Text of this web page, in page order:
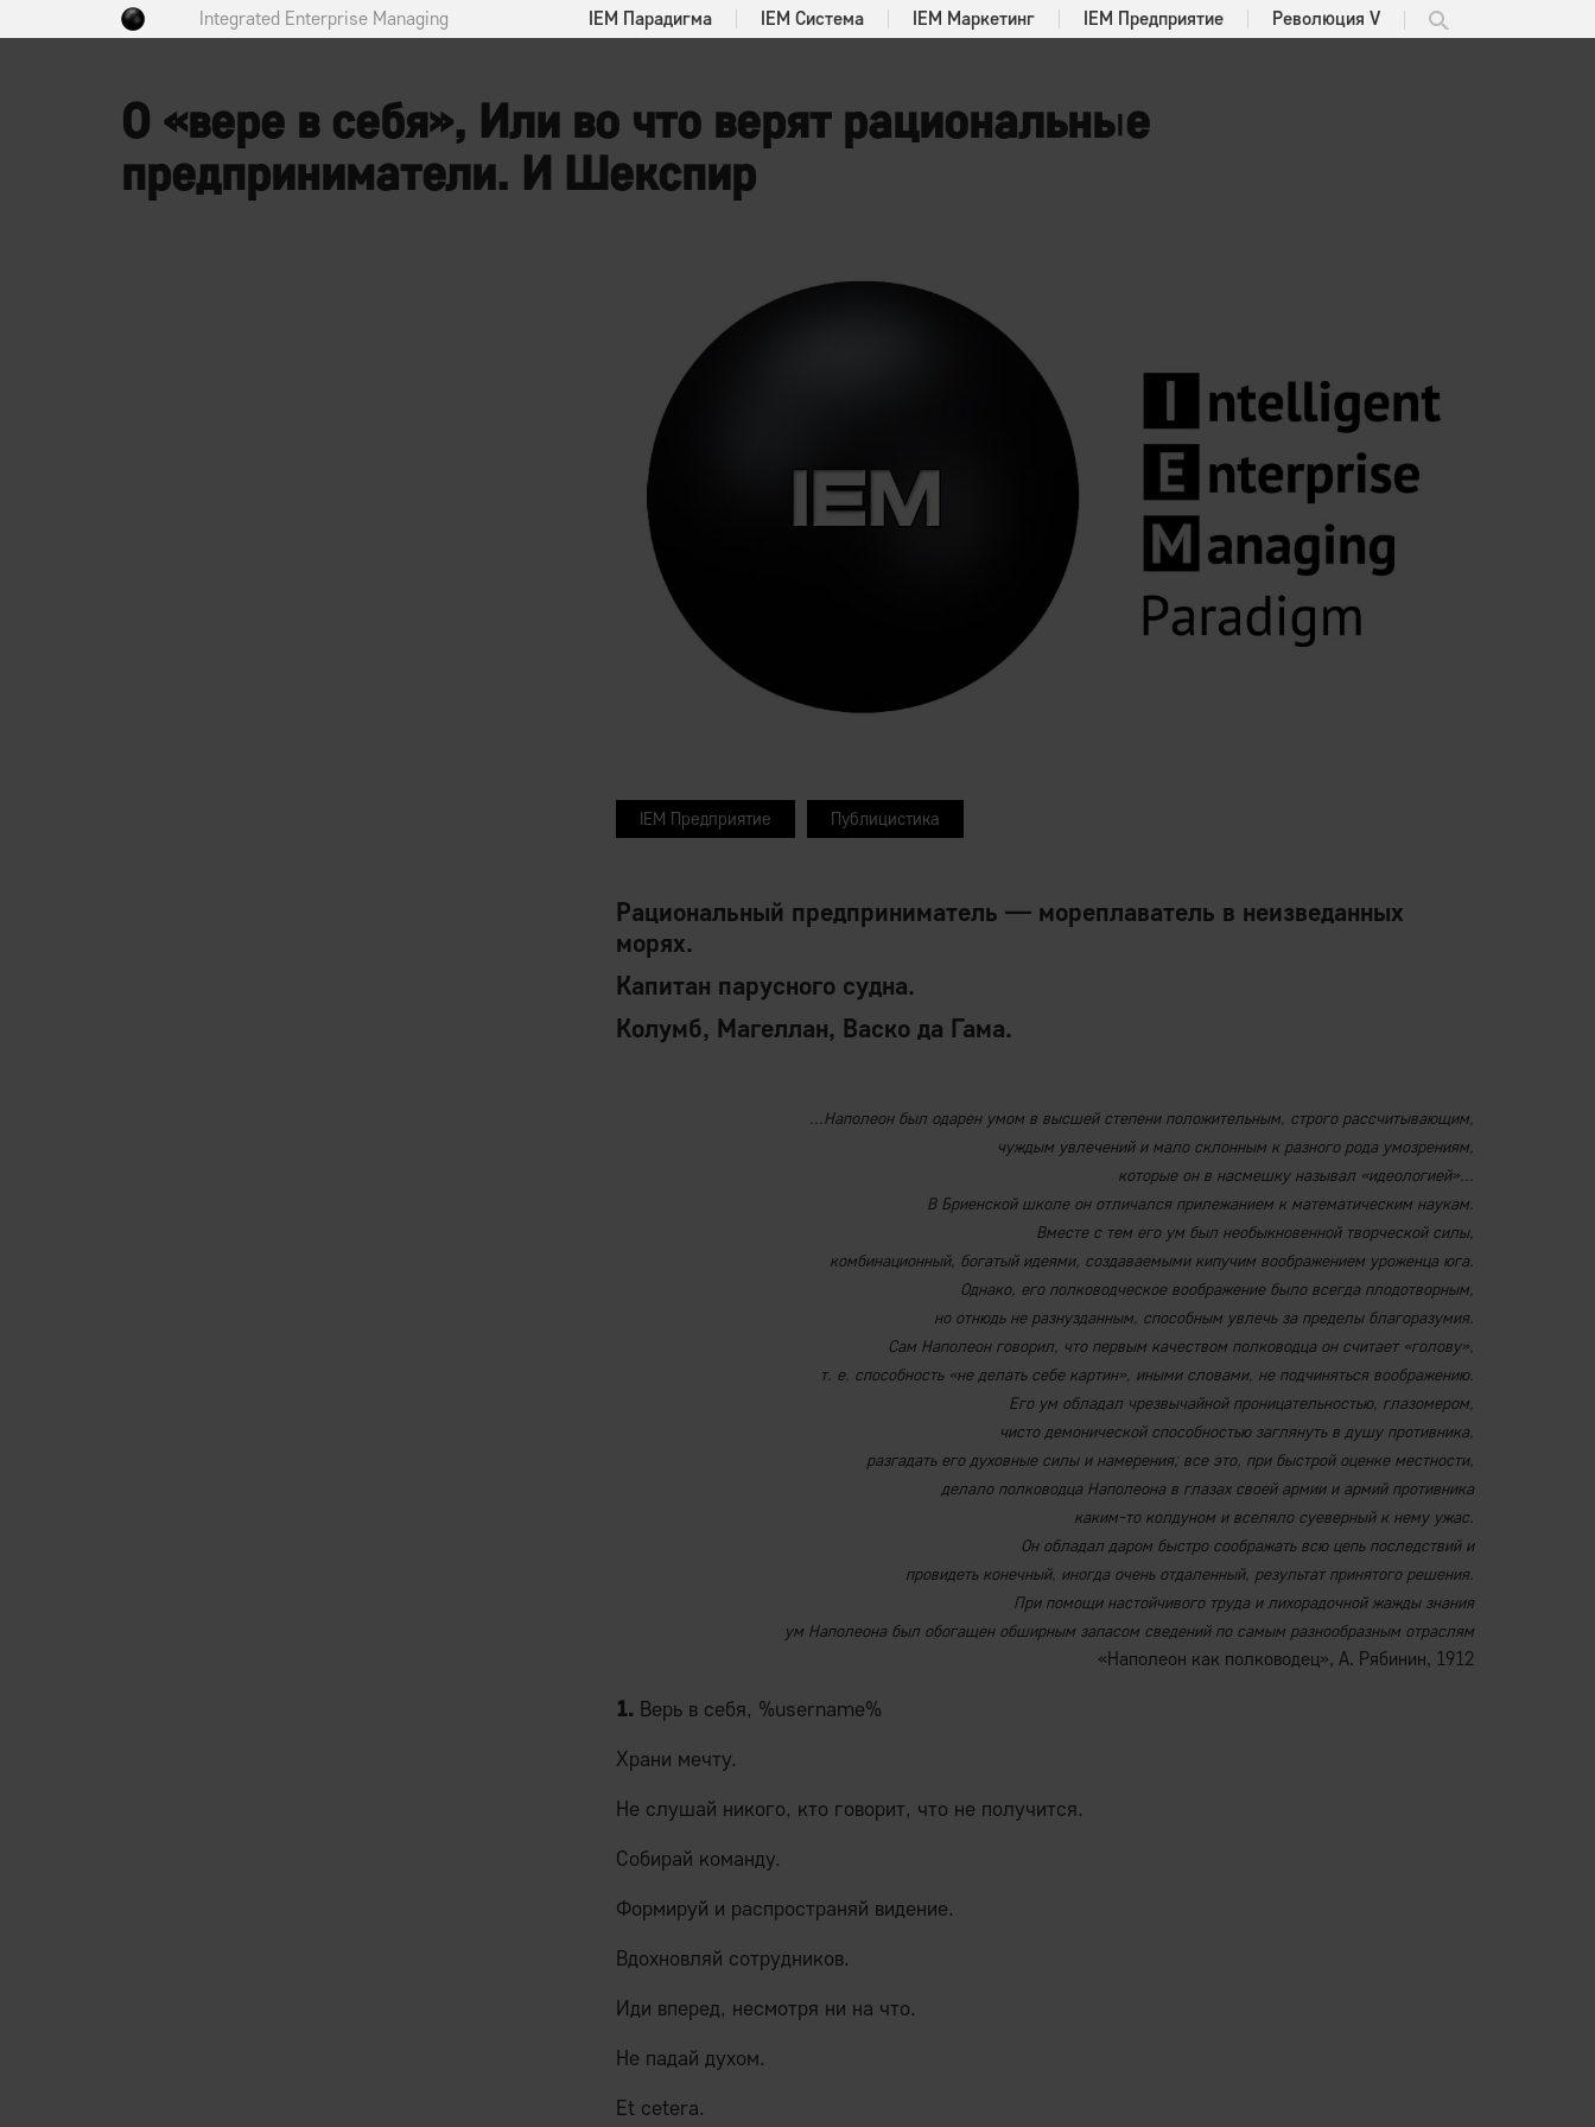
Integrated Enterprise Managing IEM Парадигма IEM Система IEM Маркетинг IEM Предприятие Революция V
О «вере в себя», Или во что верят рациональные
предприниматели. И Шекспир
IEM Предприятие Публицистика
Рациональный предприниматель — мореплаватель в неизведанных
морях.
Капитан парусного судна.
Колумб, Магеллан, Васко да Гама.
...Наполеон был одарен умом в высшей степени положительным, строго рассчитывающим,
чуждым увлечений и мало склонным к разного рода умозрениям,
которые он в насмешку называл «идеологией»...
В Бриенской школе он отличался прилежанием к математическим наукам.
Вместе с тем его ум был необыкновенной творческой силы,
комбинационный, богатый идеями, создаваемыми кипучим воображением уроженца юга.
Однако, его полководческое воображение было всегда плодотворным,
но отнюдь не разнузданным, способным увлечь за пределы благоразумия.
Сам Наполеон говорил, что первым качеством полководца он считает «голову»,
​​​​​​​т. е. способность «не делать себе картин», иными словами, не подчиняться воображению.
Его ум обладал чрезвычайной проницательностью, глазомером,
чисто демонической способностью заглянуть в душу противника,
разгадать его духовные силы и намерения; все это, при быстрой оценке местности,
делало полководца Наполеона в глазах своей армии и армий противника
каким-то колдуном и вселяло суеверный к нему ужас.
Он обладал даром быстро соображать всю цепь последствий и
провидеть конечный, иногда очень отдаленный, результат принятого решения.
При помощи настойчивого труда и лихорадочной жажды знания
ум Наполеона был обогащен обширным запасом сведений по самым разнообразным отраслям
«Наполеон как полководец», А. Рябинин, 1912
1. Верь в себя, %username%
Храни мечту.
Не слушай никого, кто говорит, что не получится.
Собирай команду.
Формируй и распространяй видение.
Вдохновляй сотрудников.
Иди вперед, несмотря ни на что.
Не падай духом.
Et cetera.